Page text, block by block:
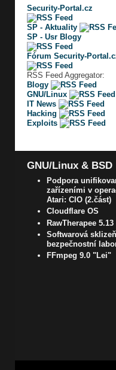
Security-Portal.cz
SP - Aktuality
SP - Usr Blogy
Fórum Security-
RSS Feed Aggregator:
Blogy
GNU/Linux
IT News
Hacking
Exploits
GNU/Linux & BSD
Podpora
zařízeními v
Atari: CIO (2.část)
Cloudflare OS
RawTherapee 5.13
Softwarová
bezpečnostní
FFmpeg 9.0 "Lei"